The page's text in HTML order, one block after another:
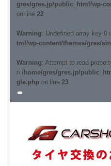
gres/gres.jp/public_html/wp-
on line 22
Warning: Undefined array key 0
tml/wp-content/themes/gres/
Warning: Attempt to read
n /home/gres/gres.jp/
gle.phpon line 23